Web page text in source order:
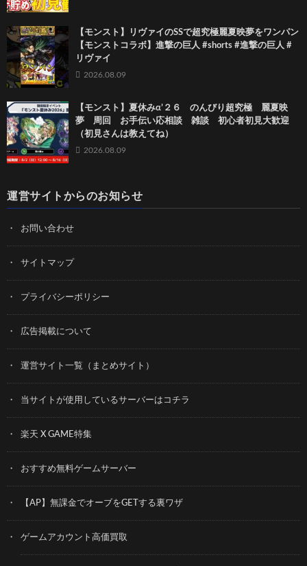
【モンスト】リヴァイのSSで超究極麗夏映夢を ワンパン
【モンストコラボ】進撃の巨人 #shorts #進撃の巨人 #
リヴァイ
2026.08.09
【モンスト】夏休みα’２６ のんびり超究極 麗夏映
夢 周回 お手伝い応相談 雑談 初心者初見大歓迎
（初見さんは教えてね）
2026.08.09
運営サイトからのお知らせ
お問い合わせ
サイトマップ
プライバシーポリシー
広告掲載について
運営サイト一覧（まとめサイト）
当サイトが使用しているサーバーはコチラ
楽天 X GAME特集
おすすめ無料ゲームサーバー
【AP】無課金でオーブをGETする裏ワザ
ゲームアカウント高価買取